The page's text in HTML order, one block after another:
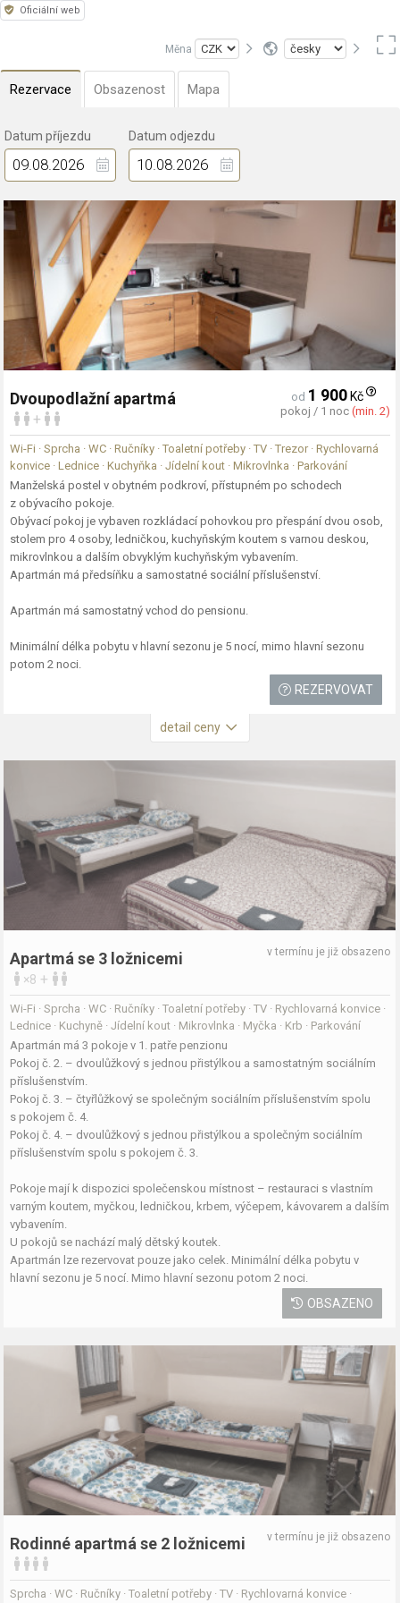
Oficiální web
Měna
Rezervace Obsazenost Mapa
Datum příjezdu Datum odjezdu
Dvoupodlažní apartmá
+
od 1 900Kč
pokoj / 1 noc (min. 2)
Wi-Fi · Sprcha · WC · Ručníky · Toaletní potřeby · TV · Trezor · Rychlovarná
konvice · Lednice · Kuchyňka · Jídelní kout · Mikrovlnka · Parkování
Manželská postel v obytném podkroví, přístupném po schodech
z obývacího pokoje.
Obývací pokoj je vybaven rozkládací pohovkou pro přespání dvou osob,
stolem pro 4 osoby, ledničkou, kuchyňským koutem s varnou deskou,
mikrovlnkou a dalším obvyklým kuchyňským vybavením.
Apartmán má předsíňku a samostatné sociální příslušenství.
Apartmán má samostatný vchod do pensionu.
Minimální délka pobytu v hlavní sezonu je 5 nocí, mimo hlavní sezonu
potom 2 noci.
REZERVOVAT
detail ceny
Apartmá se 3 ložnicemi
×8 +
v termínu je již obsazeno
Wi-Fi · Sprcha · WC · Ručníky · Toaletní potřeby · TV · Rychlovarná konvice ·
Lednice · Kuchyně · Jídelní kout · Mikrovlnka · Myčka · Krb · Parkování
Apartmán má 3 pokoje v 1. patře penzionu
Pokoj č. 2. – dvoulůžkový s jednou přistýlkou a samostatným sociálním
příslušenstvím.
Pokoj č. 3. – čtyřlůžkový se společným sociálním příslušenstvím spolu
s pokojem č. 4.
Pokoj č. 4. – dvoulůžkový s jednou přistýlkou a společným sociálním
příslušenstvím spolu s pokojem č. 3.
Pokoje mají k dispozici společenskou místnost – restauraci s vlastním
varným koutem, myčkou, ledničkou, krbem, výčepem, kávovarem a dalším
vybavením.
U pokojů se nachází malý dětský koutek.
Apartmán lze rezervovat pouze jako celek. Minimální délka pobytu v
hlavní sezonu je 5 nocí. Mimo hlavní sezonu potom 2 noci.
OBSAZENO
Rodinné apartmá se 2 ložnicemi v termínu je již obsazeno
Sprcha · WC · Ručníky · Toaletní potřeby · TV · Rychlovarná konvice ·